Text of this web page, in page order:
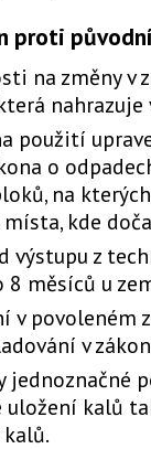
proti
na změny v
použití
o
na
místa, kde
výstupu z
8 měsíců u
v povoleném
v
jednoznačné
uložení kalů
kalů.